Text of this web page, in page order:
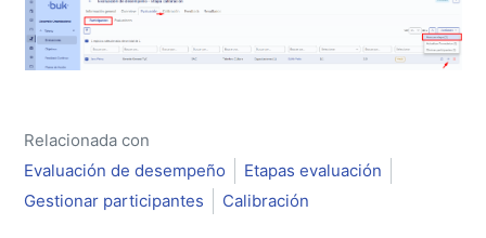
Relacionada con
Evaluación de desempeño
Etapas evaluación
Gestionar participantes
Calibración